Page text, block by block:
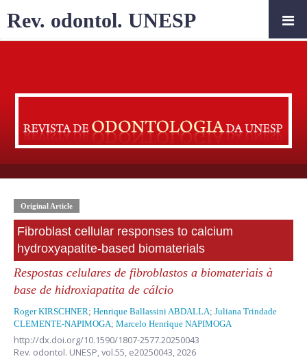
Original Article
Fibroblast cellular responses to calcium
hydroxyapatite-based biomaterials
Respostas celulares de fibroblastos a biomateriais à
base de hidroxiapatita de cálcio
Roger KIRSCHNER; Henrique Ballassini ABDALLA; Juliana Trindade
CLEMENTE-NAPIMOGA; Marcelo Henrique NAPIMOGA
http://dx.doi.org/10.1590/1807-2577.20250043
Rev. odontol. UNESP,vol.55, e20250043, 2026
Rev. odontol. UNESP